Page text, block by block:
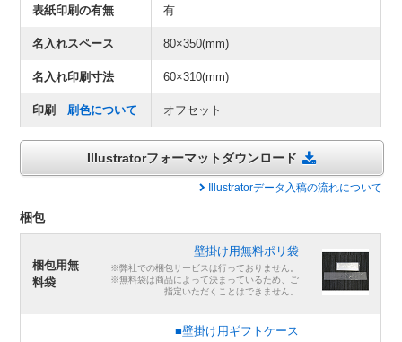
表紙印刷の有無 有
名入れスペース 80×350(mm)
名入れ印刷寸法 60×310(mm)
印刷刷色について オフセット
Illustratorフォーマットダウンロード
Illustratorデータ入稿の流れについて
梱包
梱包用無
料袋
壁掛け用無料ポリ袋
※弊社での梱包サービスは行っておりません。
※無料袋は商品によって決まっているため、ご
指定いただくことはできません。
■壁掛け用ギフトケース